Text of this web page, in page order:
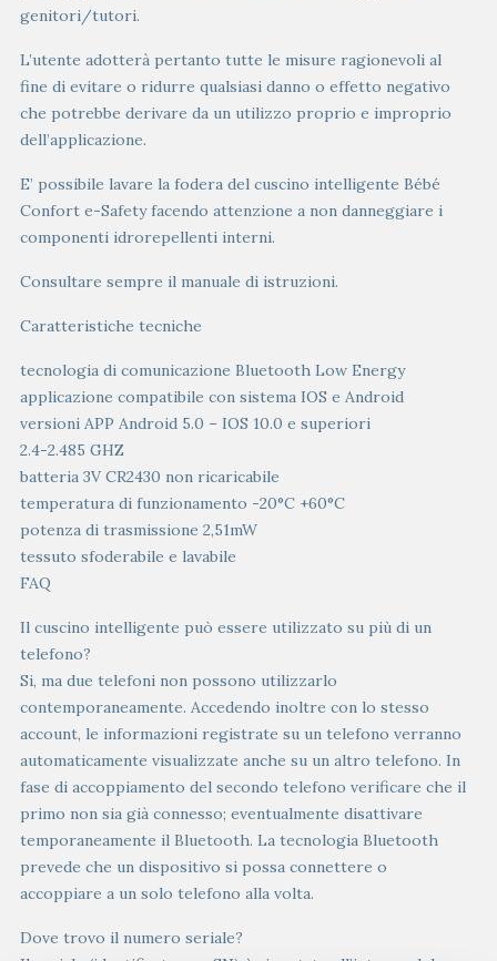
genitori/tutori.
L’utente adotterà pertanto tutte le misure ragionevoli al
fine di evitare o ridurre qualsiasi danno o effetto negativo
che potrebbe derivare da un utilizzo proprio e improprio
dell’applicazione.
E’ possibile lavare la fodera del cuscino intelligente Bébé
Confort e-Safety facendo attenzione a non danneggiare i
componenti idrorepellenti interni.
Consultare sempre il manuale di istruzioni.
Caratteristiche tecniche
tecnologia di comunicazione Bluetooth Low Energy
applicazione compatibile con sistema IOS e Android
versioni APP Android 5.0 – IOS 10.0 e superiori
2.4-2.485 GHZ
batteria 3V CR2430 non ricaricabile
temperatura di funzionamento -20°C +60°C
potenza di trasmissione 2,51mW
tessuto sfoderabile e lavabile
FAQ
Il cuscino intelligente può essere utilizzato su più di un
telefono?
Si, ma due telefoni non possono utilizzarlo
contemporaneamente. Accedendo inoltre con lo stesso
account, le informazioni registrate su un telefono verranno
automaticamente visualizzate anche su un altro telefono. In
fase di accoppiamento del secondo telefono verificare che il
primo non sia già connesso; eventualmente disattivare
temporaneamente il Bluetooth. La tecnologia Bluetooth
prevede che un dispositivo si possa connettere o
accoppiare a un solo telefono alla volta.
Dove trovo il numero seriale?